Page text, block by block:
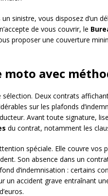
sinistre, vous disposez d’un
de vous couvrir, le
proposer une couverture
moto avec
Deux contrats
sur les plafonds
Avant toute signature,
du contrat, notamment les
spéciale. Elle couvre vos
Son absence dans un
d’indemnisation : certains
un accident grave entraînant